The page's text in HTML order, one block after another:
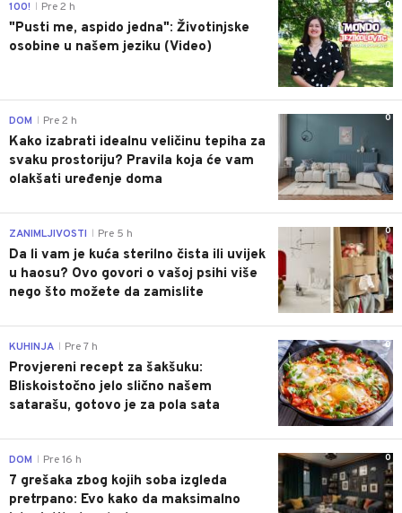
0
100! Pre 2 h
"Pusti me, aspido jedna": Životinjske
osobine u našem jeziku (Video)
0
DOM Pre 2 h
Kako izabrati idealnu veličinu tepiha za
svaku prostoriju? Pravila koja će vam
olakšati uređenje doma
0
ZANIMLJIVOSTI Pre 5 h
Da li vam je kuća sterilno čista ili uvijek
u haosu? Ovo govori o vašoj psihi više
nego što možete da zamislite
0
KUHINJA Pre 7 h
Provjereni recept za šakšuku:
Bliskoistočno jelo slično našem
satarašu, gotovo je za pola sata
0
DOM Pre 16 h
7 grešaka zbog kojih soba izgleda
pretrpano: Evo kako da maksimalno